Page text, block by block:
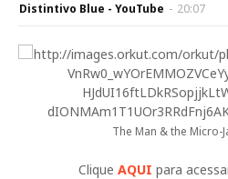
Distintivo Blue - YouTube - 20:07
The Man & the Micro-
Clique AQUI para